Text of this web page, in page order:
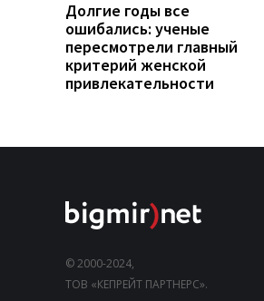
Долгие годы все
ошибались: ученые
пересмотрели главный
критерий женской
привлекательности
© 2000-2024,
ТОВ «КЕПРЕЙТ ПАРТНЕРС».